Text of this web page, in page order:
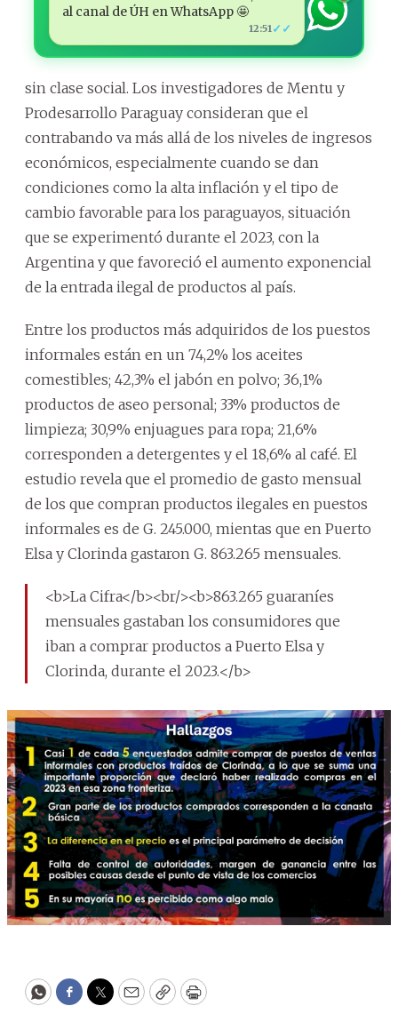
al canal de ÚH en WhatsApp 🤩
12:51 ✓✓
sin clase social. Los investigadores de Mentu y
Prodesarrollo Paraguay consideran que el
contrabando va más allá de los niveles de ingresos
económicos, especialmente cuando se dan
condiciones como la alta inflación y el tipo de
cambio favorable para los paraguayos, situación
que se experimentó durante el 2023, con la
Argentina y que favoreció el aumento exponencial
de la entrada ilegal de productos al país.
Entre los productos más adquiridos de los puestos
informales están en un 74,2% los aceites
comestibles; 42,3% el jabón en polvo; 36,1%
productos de aseo personal; 33% productos de
limpieza; 30,9% enjuagues para ropa; 21,6%
corresponden a detergentes y el 18,6% al café. El
estudio revela que el promedio de gasto mensual
de los que compran productos ilegales en puestos
informales es de G. 245.000, mientas que en Puerto
Elsa y Clorinda gastaron G. 863.265 mensuales.
<b>La Cifra</b><br/><b>863.265 guaraníes
mensuales gastaban los consumidores que
iban a comprar productos a Puerto Elsa y
Clorinda, durante el 2023.</b>
WhatsApp
Facebook
Twitter
EmailCopyPrint